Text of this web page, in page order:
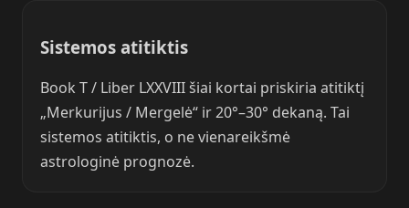
Sistemos atitiktis
Book T / Liber LXXVIII šiai kortai priskiria atitiktį
„Merkurijus / Mergelė“ ir 20°–30° dekaną. Tai
sistemos atitiktis, o ne vienareikšmė
astrologinė prognozė.